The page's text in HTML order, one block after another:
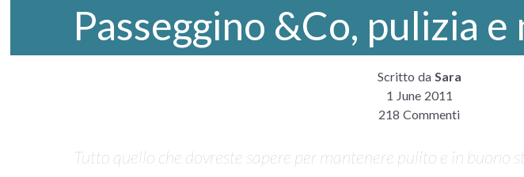
Passeggino &Co, pulizia
Scritto da Sara
1 June 2011
218 Commenti
Tutto quello che dovreste sapere per mantenere pulito e in buono